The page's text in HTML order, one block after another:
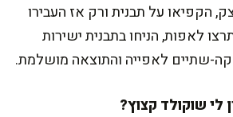
הקפיאו על תבנית ורק אז העבירו
לאפות, הניחו בתבנית ישירות
שתיים לאפייה והתוצאה מושלמת.